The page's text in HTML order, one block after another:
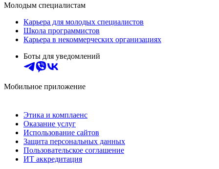
Молодым специалистам
Карьера для молодых специалистов
Школа программистов
Карьера в некоммерческих организациях
Боты для уведомлений
Мобильное приложение
Этика и комплаенс
Оказание услуг
Использование сайтов
Защита персональных данных
Пользовательское соглашение
ИТ аккредитация